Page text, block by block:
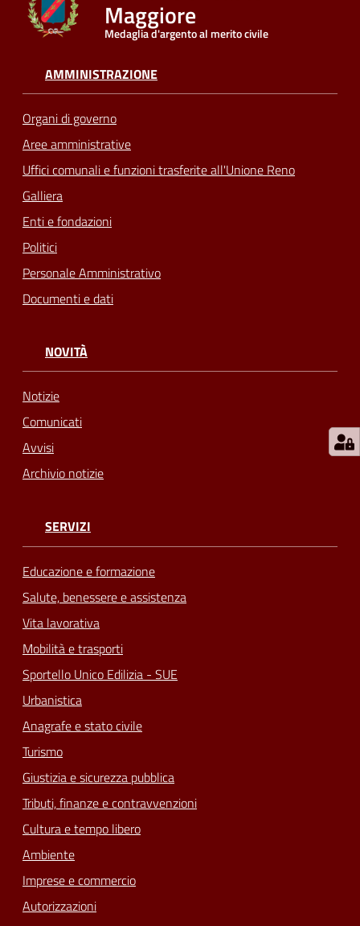
Seguici
Maggiore
Medaglia d'argento al merito civile
AMMINISTRAZIONE
Organi di governo
Aree amministrative
Uffici comunali e funzioni trasferite all'Unione Reno
Galliera
Enti e fondazioni
Politici
Personale Amministrativo
Documenti e dati
NOVITÀ
Notizie
Comunicati
Avvisi
Archivio notizie
SERVIZI
Educazione e formazione
Salute, benessere e assistenza
Vita lavorativa
Mobilità e trasporti
Sportello Unico Edilizia - SUE
Urbanistica
Anagrafe e stato civile
Turismo
Giustizia e sicurezza pubblica
Tributi, finanze e contravvenzioni
Cultura e tempo libero
Ambiente
Imprese e commercio
Autorizzazioni